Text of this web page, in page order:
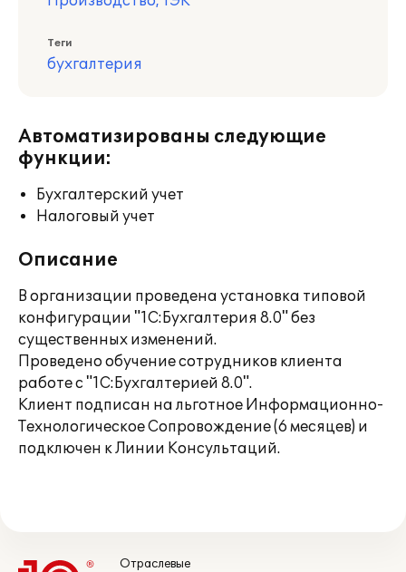
Теги
бухгалтерия
Автоматизированы следующие
функции:
Бухгалтерский учет
Налоговый учет
Описание
В организации проведена установка типовой
конфигурации "1С:Бухгалтерия 8.0" без
существенных изменений.
Проведено обучение сотрудников клиента
работе с "1С:Бухгалтерией 8.0".
Клиент подписан на льготное Информационно-
Технологическое Сопровождение (6 месяцев) и
подключен к Линии Консультаций.
Отраслевые